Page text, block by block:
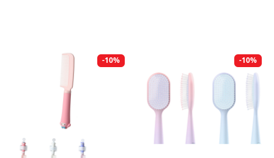
-10% -10%